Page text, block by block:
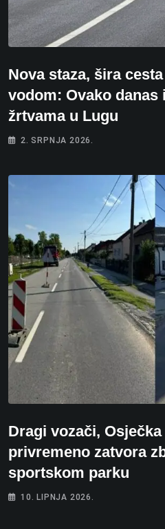
Nova staza, šira
vodom: Ovako danas
žrtvama u Lugu
2. SRPNJA 2026.
Dragi vozači,
privremeno zatvora
sportskom parku
10. LIPNJA 2026.